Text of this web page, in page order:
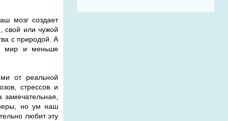
мозг создает
свой или чужой
с природой. А
мир и меньше
от реальной
стрессов и
замечательная,
но ум наш
любит эту